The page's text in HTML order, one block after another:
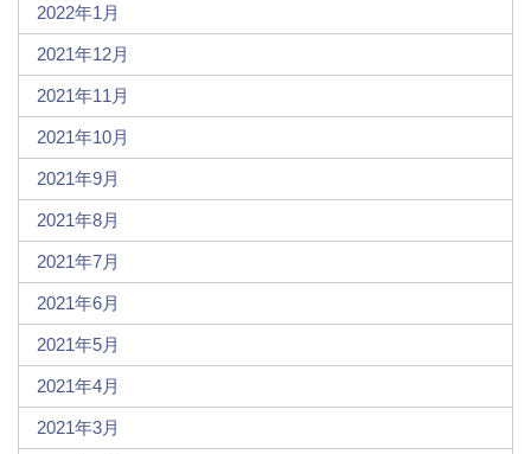
2022年1月
2021年12月
2021年11月
2021年10月
2021年9月
2021年8月
2021年7月
2021年6月
2021年5月
2021年4月
2021年3月